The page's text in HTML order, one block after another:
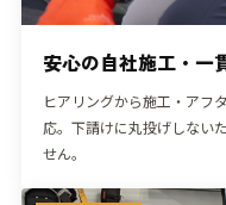
安心の自社施工・一
ヒアリングから施工・アフ
応。下請けに丸投げしない
せん。